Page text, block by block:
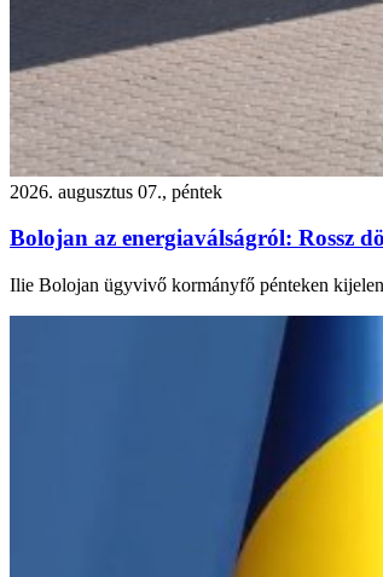
2026. augusztus 07., péntek
Bolojan az energiaválságról: Rossz
Ilie Bolojan ügyvivő kormányfő pénteken